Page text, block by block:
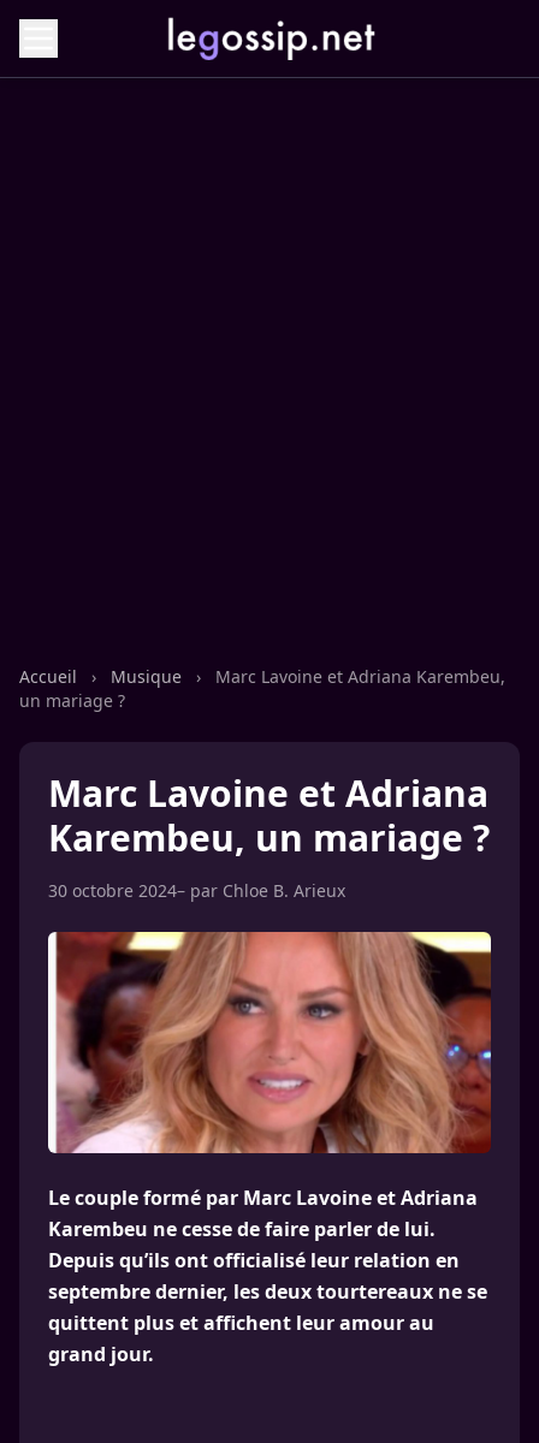
Accueil › Musique ›
Marc Lavoine et Adriana Karembeu,
un mariage ?
Marc Lavoine et Adriana
Karembeu, un mariage ?
30 octobre 2024– par Chloe B. Arieux
Le couple formé par Marc Lavoine et Adriana
Karembeu ne cesse de faire parler de lui.
Depuis qu’ils ont officialisé leur relation en
septembre dernier, les deux tourtereaux ne se
quittent plus et affichent leur amour au
grand jour.